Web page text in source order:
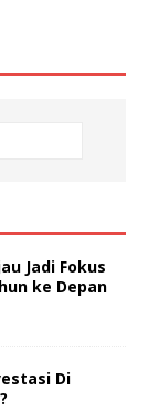
Jadi Fokus
ke Depan
Di